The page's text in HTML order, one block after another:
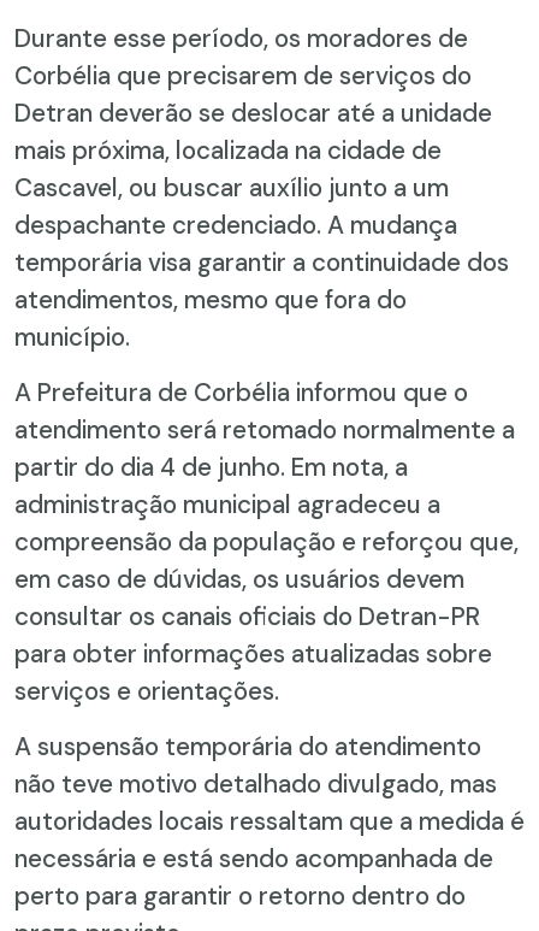
Durante esse período, os moradores de
Corbélia que precisarem de serviços do
Detran deverão se deslocar até a unidade
mais próxima, localizada na cidade de
Cascavel, ou buscar auxílio junto a um
despachante credenciado. A mudança
temporária visa garantir a continuidade dos
atendimentos, mesmo que fora do
município.
A Prefeitura de Corbélia informou que o
atendimento será retomado normalmente a
partir do dia 4 de junho. Em nota, a
administração municipal agradeceu a
compreensão da população e reforçou que,
em caso de dúvidas, os usuários devem
consultar os canais oficiais do Detran-PR
para obter informações atualizadas sobre
serviços e orientações.
A suspensão temporária do atendimento
não teve motivo detalhado divulgado, mas
autoridades locais ressaltam que a medida é
necessária e está sendo acompanhada de
perto para garantir o retorno dentro do